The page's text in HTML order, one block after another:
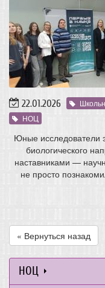
22.01.2026
НОЦ
Юные исследователи
биологического
наставниками —
не просто
« Вернуться назад
НОЦ